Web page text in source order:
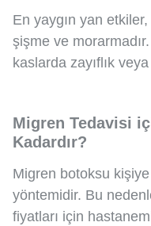
En yaygın yan
şişme ve
kaslarda zayıflık
Migren Tedavisi
Kadardır?
Migren botoksu
yöntemidir. Bu
fiyatları için